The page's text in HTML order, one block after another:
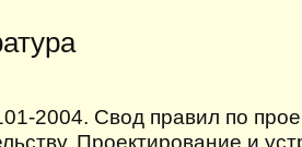
2004. Свод правил по
Проектирование и